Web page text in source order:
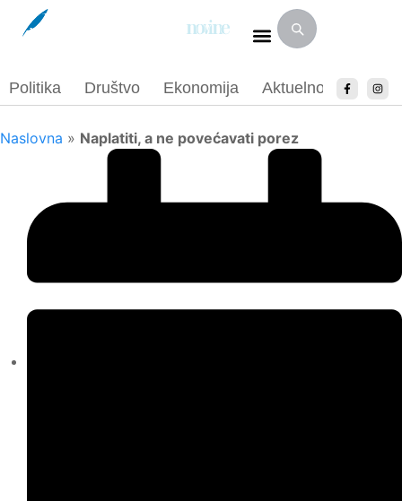
Politika Društvo Ekonomija Aktuelnosti Sport
Naslovna » Naplatiti, a ne povećavati porez